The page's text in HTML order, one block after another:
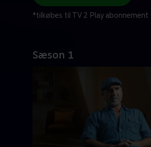
*tilkøbes til TV 2 Play abonnement
Sæson 1